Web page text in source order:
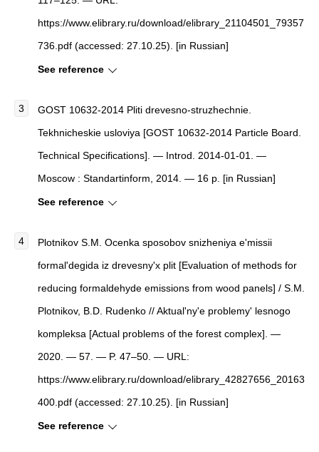
https://www.elibrary.ru/download/elibrary_21104501_79357
736.pdf (accessed: 27.10.25). [in Russian]
See reference
GOST 10632-2014 Pliti drevesno-struzhechnie.
Tekhnicheskie usloviya [GOST 10632-2014 Particle Board.
Technical Specifications]. — Introd. 2014-01-01. —
Moscow : Standartinform, 2014. — 16 p. [in Russian]
See reference
Plotnikov S.M. Ocenka sposobov snizheniya e'missii
formal'degida iz drevesny'x plit [Evaluation of methods for
reducing formaldehyde emissions from wood panels] / S.M.
Plotnikov, B.D. Rudenko //Aktual'ny'e problemy' lesnogo
kompleksa [Actual problems of the forest complex] . —
2020. — 57. — P. 47–50. — URL:
https://www.elibrary.ru/download/elibrary_42827656_20163
400.pdf (accessed: 27.10.25). [in Russian]
See reference